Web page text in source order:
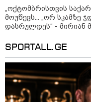
პოლიტიკა
„ოქტომბრისთვის
მოუწევს... „ორ სკამზე
დასრულდეს“ - მირიან
SPORTALL.GE